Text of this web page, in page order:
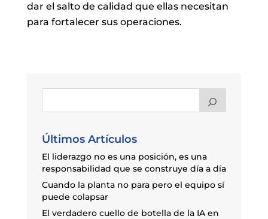
dar el salto de calidad que ellas necesitan
para fortalecer sus operaciones.
Últimos Artículos
El liderazgo no es una posición, es una
responsabilidad que se construye día a día
Cuando la planta no para pero el equipo sí
puede colapsar
El verdadero cuello de botella de la IA en